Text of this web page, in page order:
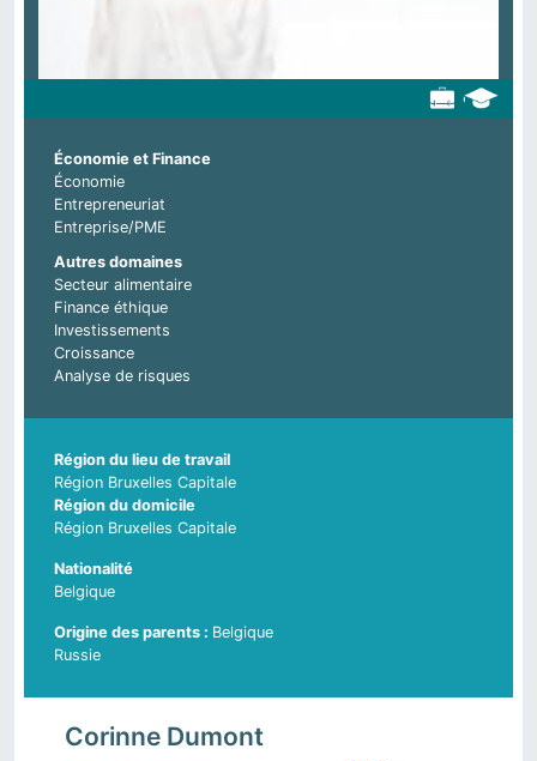
Économie et Finance
Économie
Entrepreneuriat
Entreprise/PME
Autres domaines
Secteur alimentaire
Finance éthique
Investissements
Croissance
Analyse de risques
Région du lieu de travail
Région Bruxelles Capitale
Région du domicile
Région Bruxelles Capitale
Nationalité
Belgique
Belgique
Pays d'origine du parent 2
Russie
Corinne Dumont